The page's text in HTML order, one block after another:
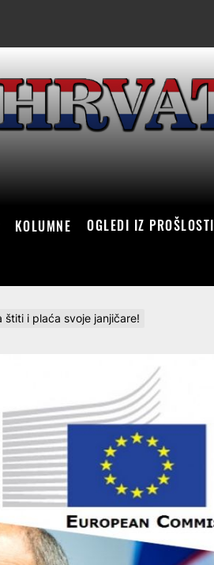
KOLUMNE OGLEDI IZ PROŠLOSTI
štiti i plaća svoje janjičare!